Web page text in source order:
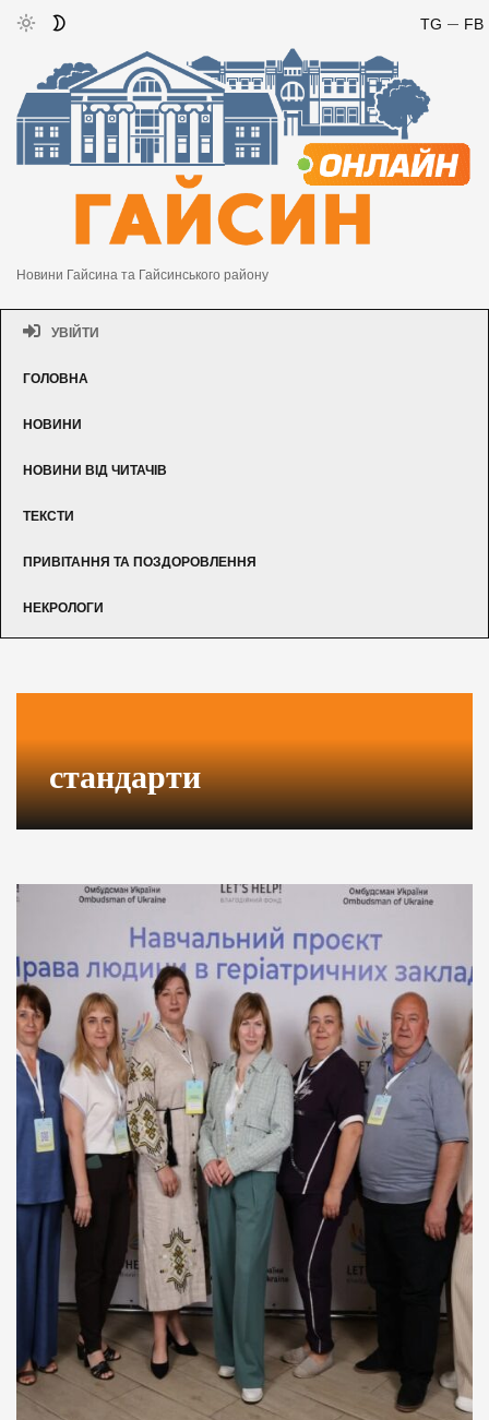
FB
TG
Новини Гайсина та Гайсинського району
УВІЙТИ
ГОЛОВНА
НОВИНИ
НОВИНИ ВІД ЧИТАЧІВ
ТЕКСТИ
ПРИВІТАННЯ ТА ПОЗДОРОВЛЕННЯ
НЕКРОЛОГИ
стандарти